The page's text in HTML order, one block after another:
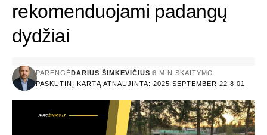
rekomenduojami padangų
dydžiai
PASKUTINĮ KARTĄ ATNAUJINTA: 2025 SEPTEMBER 22 8:01
PARENGĖ DARIUS ŠIMKEVIČIUS 8 MIN SKAITYMO